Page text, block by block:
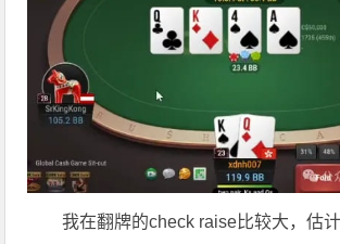
我在翻牌的check raise比较大，估